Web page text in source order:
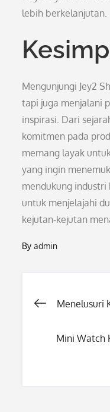
lebih berkelanjutan.
Mengunjungi Jey2
tapi juga menjalani
inspirasi. Dari
komitmen pada
memang layak
yang ingin
mendukung industri
untuk menjelajahi
kejutan-kejutan
Byadmin
Post
Menelusuri
Mini Watch